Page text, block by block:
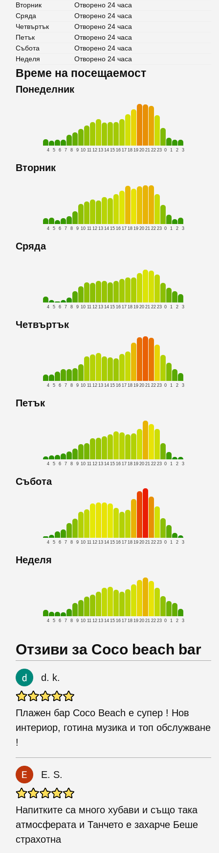
Вторник
Отворено 24 часа
Сряда
Отворено 24 часа
Четвъртък
Отворено 24 часа
Петък
Отворено 24 часа
Събота
Отворено 24 часа
Неделя
Отворено 24 часа
Време на посещаемост
Понеделник
4 5 6 7 8 9 10 11 12 13 14 15 16 17 18 19 20 21 22 23 0 1 2 3
Вторник
4 5 6 7 8 9 10 11 12 13 14 15 16 17 18 19 20 21 22 23 0 1 2 3
Сряда
4 5 6 7 8 9 10 11 12 13 14 15 16 17 18 19 20 21 22 23 0 1 2 3
Четвъртък
4 5 6 7 8 9 10 11 12 13 14 15 16 17 18 19 20 21 22 23 0 1 2 3
Петък
4 5 6 7 8 9 10 11 12 13 14 15 16 17 18 19 20 21 22 23 0 1 2 3
Събота
4 5 6 7 8 9 10 11 12 13 14 15 16 17 18 19 20 21 22 23 0 1 2 3
Неделя
4 5 6 7 8 9 10 11 12 13 14 15 16 17 18 19 20 21 22 23 0 1 2 3
Отзиви за Coco beach bar
d. k.
Плажен бар Coco Beach е супер ! Нов
интериор, готина музика и топ обслужване
!
E. S.
Напитките са много хубави и също така
атмосферата и Танчето е захарче Беше
страхотна